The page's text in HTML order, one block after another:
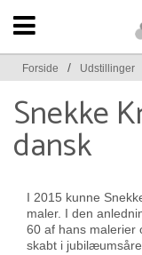
Forside / Udstillinger
Snekke
dansk
I 2015 kunne
maler. I den
60 af hans malerier
skabt i